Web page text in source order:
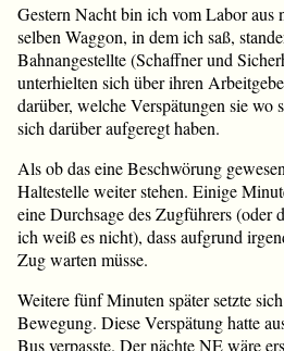
Gestern Nacht bin ich vom Labor aus
selben Waggon, in dem ich saß,
Bahnangestellte (Schaffner und
unterhielten sich über ihren
darüber, welche Verspätungen sie wo
sich darüber aufgeregt haben.
Als ob das eine Beschwörung
Haltestelle weiter stehen. Einige
eine Durchsage des Zugführers (oder
ich weiß es nicht), dass aufgrund
Zug warten müsse.
Weitere fünf Minuten später setzte
Bewegung. Diese Verspätung hatte
Bus verpasste. Der nächte NE wäre